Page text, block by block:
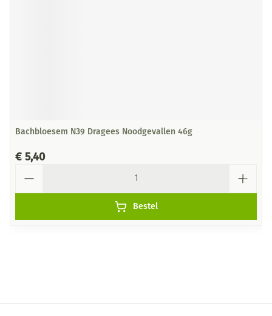
Bachbloesem N39 Dragees Noodgevallen 46g
€ 5,40
Bestel